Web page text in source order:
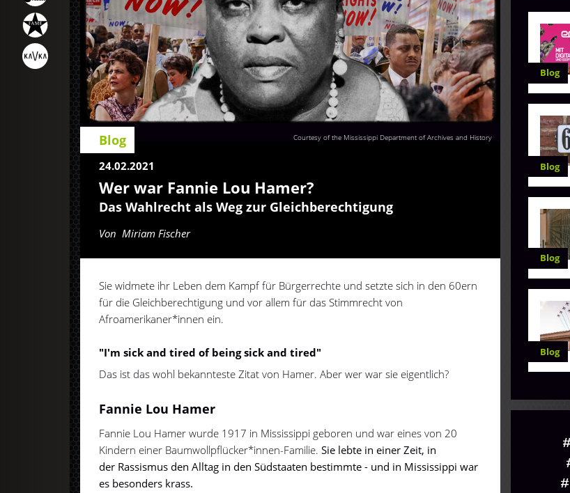
Courtesy of the Mississippi Department of Archives and History
Blog
24.02.2021
Wer war Fannie Lou Hamer?
Das Wahlrecht als Weg zur Gleichberechtigung
Von Miriam Fischer
Sie widmete ihr Leben dem Kampf für Bürgerrechte und setzte sich in den 60ern
für die Gleichberechtigung und vor allem für das Stimmrecht von
Afroamerikaner*innen ein.
"I'm sick and tired of being sick and tired"
Das ist das wohl bekannteste Zitat von Hamer. Aber wer war sie eigentlich?
Fannie Lou Hamer
Fannie Lou Hamer wurde 1917 in Mississippi geboren und war eines von 20
Kindern einer Baumwollpflücker*innen-Familie.Sie lebte in einer Zeit, in
der Rassismus den Alltag in den Südstaaten bestimmte - und in Mississippi war
es besonders krass.
Blog
Blog
Blog
Blog